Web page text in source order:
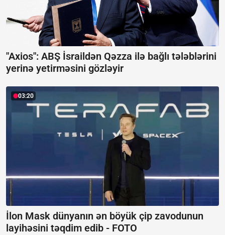
"Axios": ABŞ İsraildən Qəzza ilə bağlı tələblərini
yerinə yetirməsini gözləyir
03:20
İlon Mask dünyanın ən böyük çip zavodunun
layihəsini təqdim edib - FOTO